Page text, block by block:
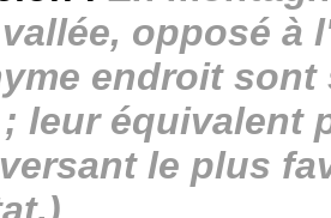
opposé à
endroit
leur équivalent
le plus